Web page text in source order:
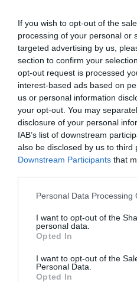
If you wish to opt-out of the
processing of your personal or
targeted advertising by us,
section to confirm your
opt-out request is processed
interest-based ads based on
us or personal information
your opt-out. You may
disclosure of your personal
IAB’s list of downstream
also be disclosed by us to third
Downstream Participants that
Please note that this website/
not limited to your visit or
grant or deny consent to
use your data for below
consent section.
Personal Data Processing
I want to opt-out of the
personal data.
Opted In
I want to opt-out of the
Personal Data.
Opted In
Ne maradjon le a
bennünket az EGRI
VISSZA A FŐOLDALRA
35 PERCES